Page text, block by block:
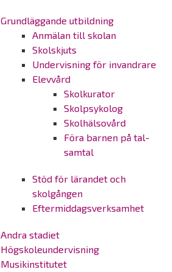
Grundläggande utbildning
Anmälan till skolan
Skolskjuts
Undervisning för invandrare
Elevvård
Skolkurator
Skolpsykolog
Skolhälsovård
Föra barnen på tal-
samtal
Stöd för lärandet och
skolgången
Eftermiddagsverksamhet
Andra stadiet
Högskoleundervisning
Musikinstitutet